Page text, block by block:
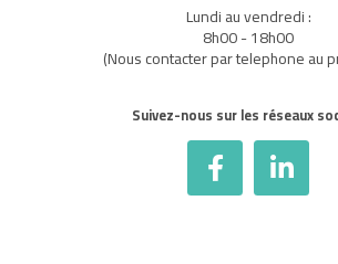
Lundi au vendredi :
8h00 - 18h00
(Nous contacter par telephone au
Suivez-nous sur les réseaux